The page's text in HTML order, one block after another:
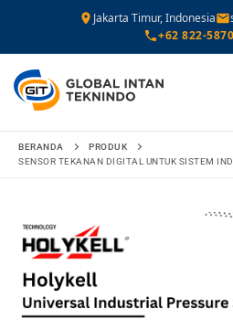
Jakarta Timur, Indonesia
+62 822-
Lompat
BERANDA
PRODUK
SENSOR TEKANAN DIGITAL UNTUK SISTEM